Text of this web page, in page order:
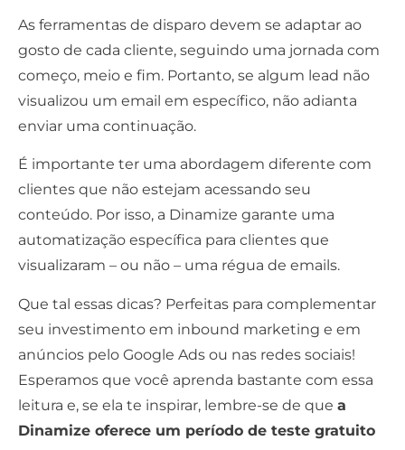
As ferramentas de disparo devem se adaptar ao
gosto de cada cliente, seguindo uma jornada com
começo, meio e fim. Portanto, se algum lead não
visualizou um email em específico, não adianta
enviar uma continuação.
É importante ter uma abordagem diferente com
clientes que não estejam acessando seu
conteúdo. Por isso, a Dinamize garante uma
automatização específica para clientes que
visualizaram – ou não – uma régua de emails.
Que tal essas dicas? Perfeitas para complementar
seu investimento em inbound marketing e em
anúncios pelo Google Ads ou nas redes sociais!
Esperamos que você aprenda bastante com essa
leitura e, se ela te inspirar, lembre-se de que a
Dinamize oferece um período de teste gratuito